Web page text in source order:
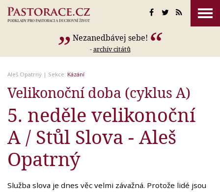
Nezanedbávej sebe!
-archív citátů
Aleš Opatrný | Sekce: Kázání
Velikonoční doba (cyklus A)
5. neděle velikonoční
A / Stůl Slova - Aleš
Opatrný
Služba slova je dnes věc velmi závažná. Protože lidé jsou